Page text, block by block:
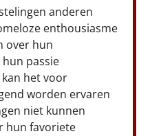
anderen
enthousiasme
over hun
passie
het voor
worden ervaren
niet kunnen
hun favoriete